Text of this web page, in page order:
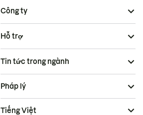
Công ty
Hỗ trợ
Tin tức trong ngành
Pháp lý
Tiếng Việt